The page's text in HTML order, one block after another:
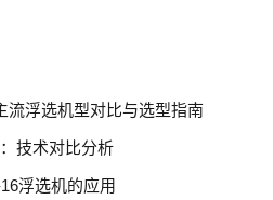
流浮选机型对比与选型指南
技术对比分析
浮选机的应用